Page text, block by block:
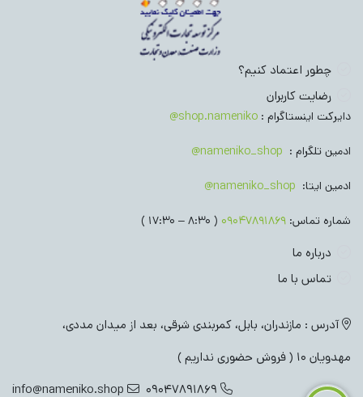
چطور اعتماد کنیم؟
رضایت کاربران
دایرکت اینستاگرام : shop.nameniko@
ادمین تلگرام : nameniko_shop@
ادمین ایتا: nameniko_shop@
شماره تماس: 09047891869
( 8:30 – 17:30 )
درباره ما
تماس با ما
آدرس : مازندران، بابل، کمربندی شرقی، بعد از میدان مددی،
مهدویان 10 ( فروش حضوری نداریم )
09047891869
info@nameniko.shop